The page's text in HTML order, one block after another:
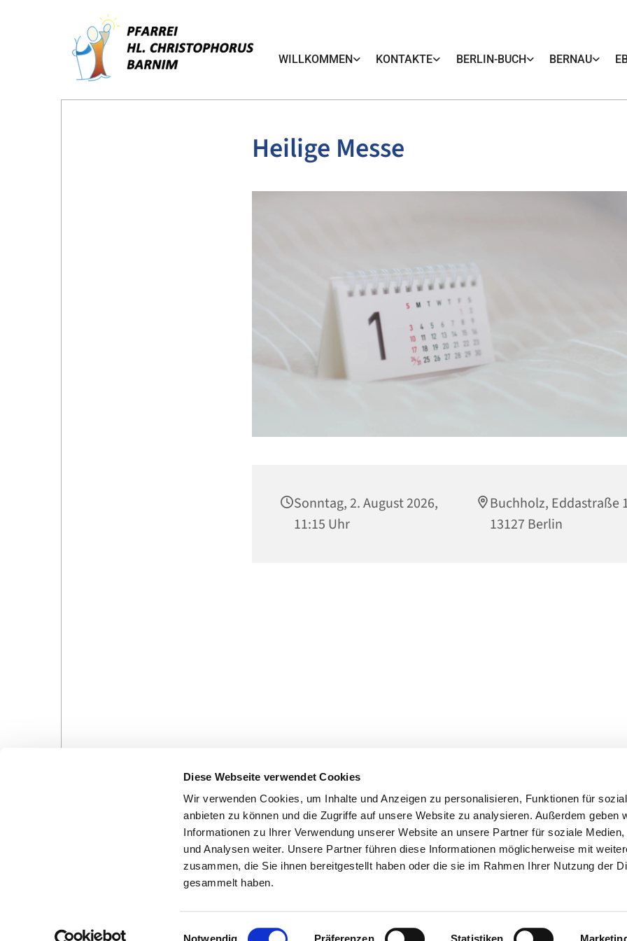
Diese Webseite verwendet Cookies
Wir verwenden Cookies, um Inhalte und Anzeigen zu personalisieren, Funktionen für
anbieten zu können und die Zugriffe auf unsere Website zu analysieren. Außerdem geben
Informationen zu Ihrer Verwendung unserer Website an unsere Partner für soziale Medien,
und Analysen weiter. Unsere Partner führen diese Informationen möglicherweise mit
zusammen, die Sie ihnen bereitgestellt haben oder die sie im Rahmen Ihrer Nutzung der
gesammelt haben.
Notwendig Präferenzen Statistiken
WILLKOMMEN KONTAKTE BERLIN-BUCH BERNAU
Heilige Messe
Sonntag, 2. August 2026,
11:15 Uhr
Buchholz, Eddastraße
13127 Berlin
Veranstaltungen in der
Pfarrei
Kontakte
Ansprechpersonen zum Schutz vor
sexualisierter Gewalt